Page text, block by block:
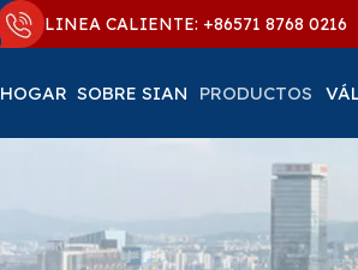
LINEA CALIENTE: +86571 8768 0216
HOGAR SOBRE SIAN PRODUCTOS